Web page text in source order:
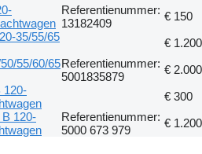
Referentienummer:
13182409
€ 150
35/55/65
€ 1.200
55/60/65Referentienummer:
5001835879
€ 2.000
120-
€ 300
120-
Referentienummer:
5000 673 979
€ 1.200